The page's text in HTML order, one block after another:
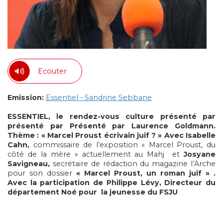
Ecouter
Emission: Essentiel - Sandrine Sebbane
ESSENTIEL, le rendez-vous culture présenté par
présenté par Présenté par Laurence Goldmann.
Thème : « Marcel Proust écrivain juif ? » Avec Isabelle
Cahn, commissaire de l’exposition « Marcel Proust, du
côté de la mère » actuellement au Mahj
et Josyane
Savigneau, secrétaire de rédaction du magazine l’Arche
pour son dossier « Marcel Proust, un roman juif » .
Avec la participation de Philippe Lévy, Directeur du
département Noé pour la jeunesse du FSJU